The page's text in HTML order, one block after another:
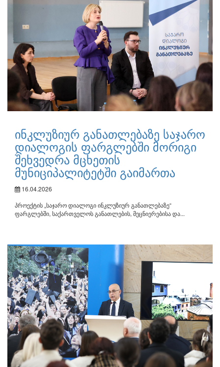
ინკლუზიურ განათლებაზე საჯარო
დიალოგის ფარგლებში მორიგი
შეხვედრა მცხეთის
მუნიციპალიტეტში გაიმართა
16.04.2026
პროექტის „საჯარო დიალოგი ინკლუზიურ განათლებაზე“
ფარგლებში, საქართველოს განათლების, მეცნიერებისა და...